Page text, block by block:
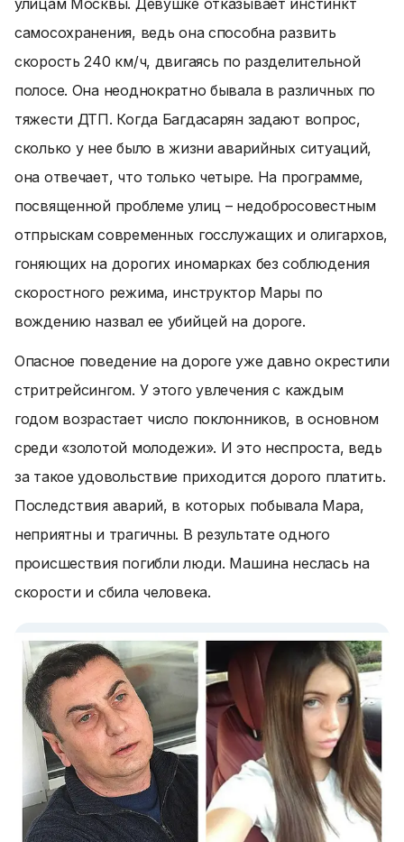
улицам Москвы. Девушке отказывает инстинкт
самосохранения, ведь она способна развить
скорость 240 км/ч, двигаясь по разделительной
полосе. Она неоднократно бывала в различных по
тяжести ДТП. Когда Багдасарян задают вопрос,
сколько у нее было в жизни аварийных ситуаций,
она отвечает, что только четыре. На программе,
посвященной проблеме улиц – недобросовестным
отпрыскам современных госслужащих и олигархов,
гоняющих на дорогих иномарках без соблюдения
скоростного режима, инструктор Мары по
вождению назвал ее убийцей на дороге.
Опасное поведение на дороге уже давно окрестили
стритрейсингом. У этого увлечения с каждым
годом возрастает число поклонников, в основном
среди «золотой молодежи». И это неспроста, ведь
за такое удовольствие приходится дорого платить.
Последствия аварий, в которых побывала Мара,
неприятны и трагичны. В результате одного
происшествия погибли люди. Машина неслась на
скорости и сбила человека.